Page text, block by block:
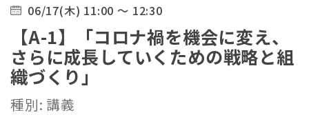
06/17(木) 11:00 ～ 12:30
【A-1】「コロナ禍を機会に変え、
さらに成長していくための戦略と組
織づくり」
種別: 講義